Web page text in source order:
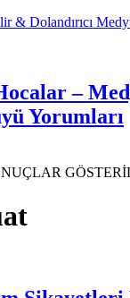
& Dolandırıcı